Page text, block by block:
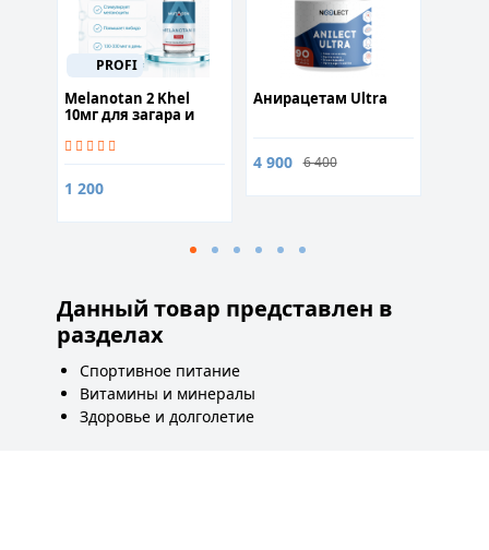
PROFI
Melanotan 2 Khel
10мг для загара и
1 200
Анирацетам Ultra
4 900 6 400
Данный товар представлен в
разделах
Спортивное питание
Витамины и минералы
Здоровье и долголетие